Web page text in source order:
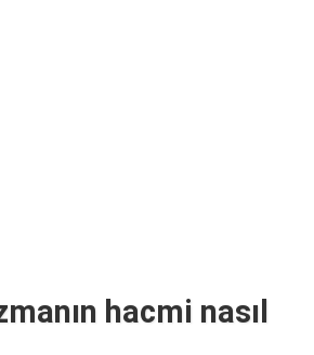
hacmi nasıl